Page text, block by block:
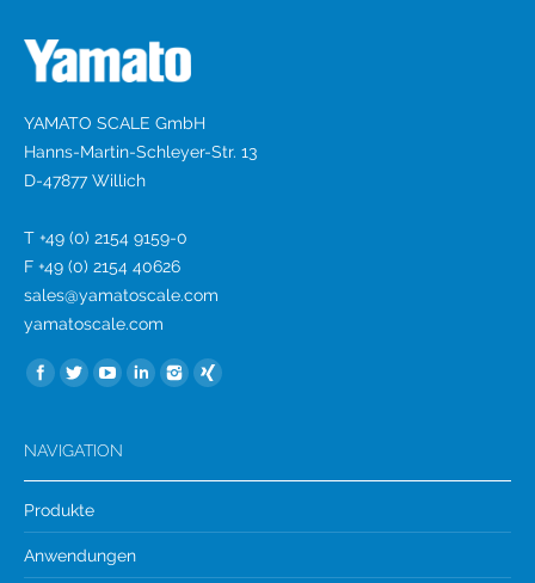
YAMATO SCALE GmbH
Hanns-Martin-Schleyer-Str. 13
D-47877 Willich
T +49 (0) 2154 9159-0
F +49 (0) 2154 40626
sales@yamatoscale.com
yamatoscale.com
Find us on:
NAVIGATION
Produkte
Anwendungen